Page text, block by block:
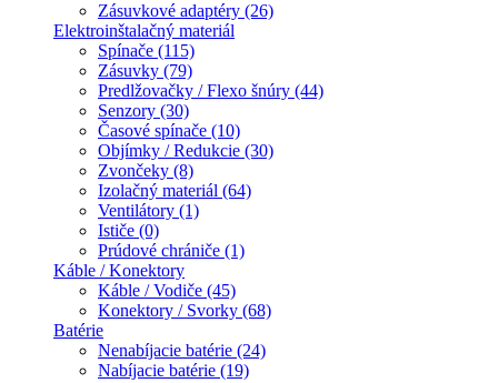
Zásuvkové adaptéry (26)
Elektroinštalačný materiál
Spínače (115)
Zásuvky (79)
Predlžovačky / Flexo šnúry (44)
Senzory (30)
Časové spínače (10)
Objímky / Redukcie (30)
Zvončeky (8)
Izolačný materiál (64)
Ventilátory (1)
Ističe (0)
Prúdové chrániče (1)
Káble / Konektory
Káble / Vodiče (45)
Konektory / Svorky (68)
Batérie
Nenabíjacie batérie (24)
Nabíjacie batérie (19)